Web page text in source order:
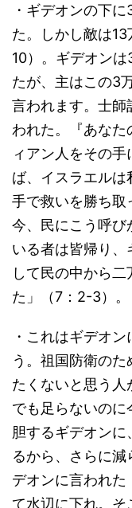
・ギデオンの下
た。しかし敵は13
10）。ギデオン
たが、主はこの3
言われます。士師
われた。『あな
ィアン人をその
ば、イスラエル
手で救いを勝ち取
今、民にこう呼び
いる者は皆帰り、
して民の中から
た」（7：2-3）。
・これはギデオ
う。祖国防衛の
たくないと思う人
でも足らないのに
胆するギデオン
るから、さらに
デオンに言われ
て水辺に下れ。そ